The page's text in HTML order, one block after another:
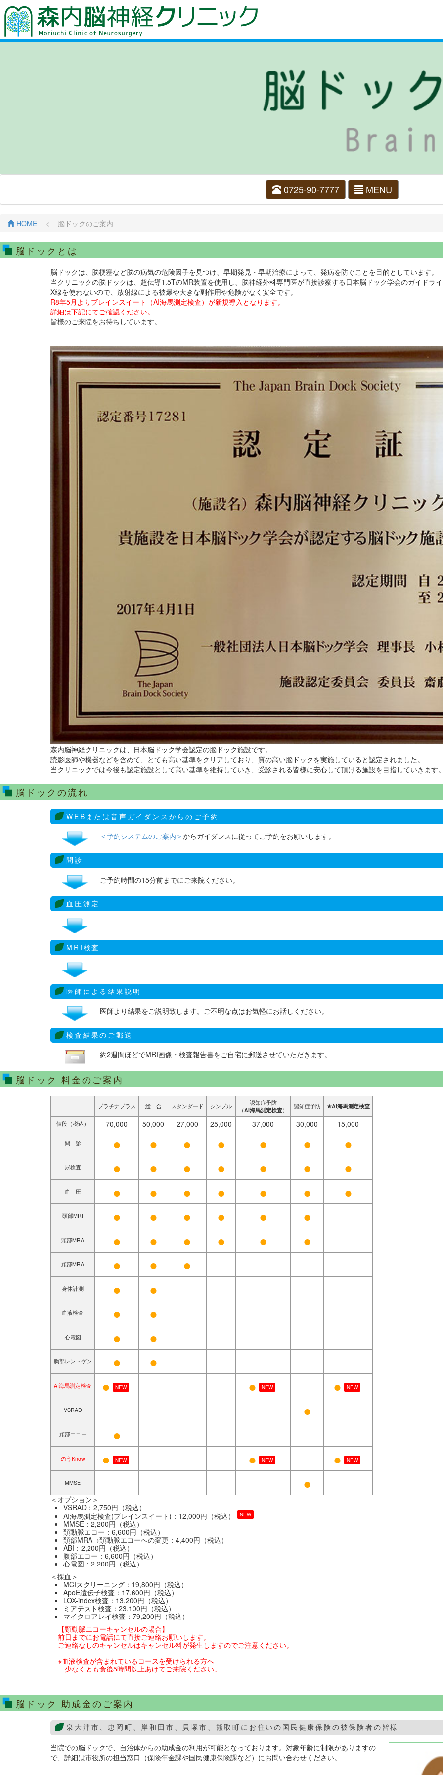
0725-90-7777 MENU
HOME < 脳ドックのご案内
脳ドックとは
脳ドックは、脳梗塞など脳の病気の危険因子を見つけ、早期発見・早期治療によって、発病を防ぐことを目的としています。
当クリニックの脳ドックは、超伝導1.5TのMR装置を使用し、脳神経外科専門医が直接診察する日本脳ドック学会のガイドラ
X線を使わないので、放射線による被爆や大きな副作用や危険がなく安全です。
R8年5月よりブレインスイート（AI海馬測定検査）が新規導入となります。
詳細は下記にてご確認ください。
皆様のご来院をお待ちしています。
森内脳神経クリニックは、日本脳ドック学会認定の脳ドック施設です。
読影医師や機器などを含めて、とても高い基準をクリアしており、質の高い脳ドックを実施していると認定されました。
当クリニックでは今後も認定施設として高い基準を維持していき、受診される皆様に安心して頂ける施設を目指していきます
脳ドックの流れ
WEBまたは音声ガイダンスからのご予約
＜予約システムのご案内＞からガイダンスに従ってご予約をお願いします。
問診
ご予約時間の15分前までにご来院ください。
血圧測定
MRI検査
医師による結果説明
医師より結果をご説明致します。ご不明な点はお気軽にお話しください。
検査結果のご郵送
約2週間ほどでMRI画像・検査報告書をご自宅に郵送させていただきます。
脳ドック 料金のご案内
プラチナプラス 総 合 スタンダード シンプル
認知症予防
（AI海馬測定検査）
認知症予防 ★AI海馬測定検査
値段（税込） 70,000 50,000 27,000 25,000 37,000 30,000 15,000
問 診 ● ● ● ● ● ● ●
尿検査 ● ● ● ● ● ● ●
血 圧 ● ● ● ● ● ● ●
頭部MRI ● ● ● ● ● ●
頭部MRA ● ● ● ● ● ●
頚部MRA ● ● ●
身体計測 ● ●
血液検査 ● ●
心電図 ● ●
胸部レントゲン ● ●
AI海馬測定検査 ● NEW ● NEW ● NEW
VSRAD ●
頚部エコー ●
のうKnow ● NEW ● NEW ● NEW
MMSE ●
＜オプション＞
VSRAD：2,750円（税込）
AI海馬測定検査(ブレインスイート)：12,000円（税込）
NEW
MMSE：2,200円（税込）
頚動脈エコー：6,600円（税込）
頚部MRA→頚動脈エコーへの変更：4,400円（税込）
ABI：2,200円（税込）
腹部エコー：6,600円（税込）
心電図：2,200円（税込）
＜採血＞
MCIスクリーニング：19,800円（税込）
ApoE遺伝子検査：17,600円（税込）
LOX-index検査：13,200円（税込）
ミアテスト検査：23,100円（税込）
マイクロアレイ検査：79,200円（税込）
【頸動脈エコーキャンセルの場合】
前日までにお電話にて直接ご連絡お願いします。
ご連絡なしのキャンセルはキャンセル料が発生しますのでご注意ください。
※血液検査が含まれているコースを受けられる方へ
少なくとも食後5時間以上あけてご来院ください。
脳ドック 助成金のご案内
泉大津市、忠岡町、岸和田市、貝塚市、熊取町にお住いの国民健康保険の被保険者の皆様
当院での脳ドックで、自治体からの助成金の利用が可能となっております。対象年齢に制限がありますの
で、詳細は市役所の担当窓口（保険年金課や国民健康保険課など）にお問い合わせください。